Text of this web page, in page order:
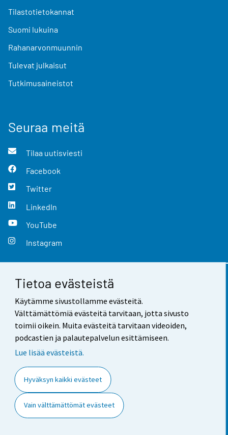
Tietoa evästeistä
Käytämme sivustollamme evästeitä.
Välttämättömiä evästeitä tarvitaan, jotta sivusto
toimii oikein. Muita evästeitä tarvitaan videoiden,
podcastien ja palautepalvelun esittämiseen.
Lue lisää evästeistä.
Hyväksyn kaikki evästeet
Vain välttämättömät evästeet
Tilastotietokannat
Suomi lukuina
Rahanarvonmuunnin
Tulevat julkaisut
Tutkimusaineistot
Seuraa meitä
Tilaa uutisviesti
Facebook
Twitter
LinkedIn
YouTube
Instagram
Yhteystiedot
Palaute
Käyttöehdot
Saavutettavuus
Tietoa sivustosta
Evästeasetukset